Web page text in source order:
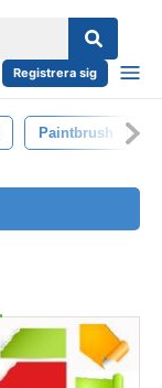
Registrera sig
Paintbrush